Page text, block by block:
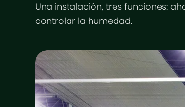
Una instalación, tres funciones:
controlar la humedad.